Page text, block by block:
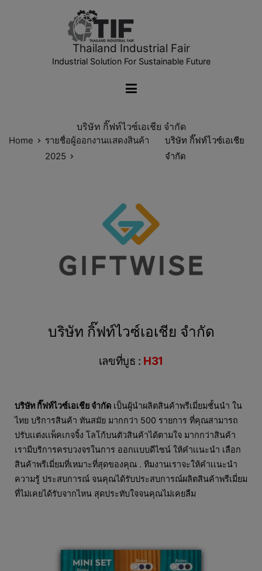
Thailand Industrial Fair
Industrial Solution For Sustainable Future
บริษัท กิ๊ฟท์ไวซ์เอเชีย จำกัด
Home
รายชื่อผู้ออกงานแสดงสินค้า
2025
บริษัท กิ๊ฟท์ไวซ์เอเชีย
จำกัด
บริษัท กิ๊ฟท์ไวซ์เอเชีย จำกัด
เลขที่บูธ : H31
บริษัท กิ๊ฟท์ไวซ์เอเชีย จำกัด เป็นผู้นำผลิตสินค้าพรีเมี่ยมชั้นนำ ใน
ไทย บริการสินค้า ทันสมัย มากกว่า 500 รายการ ที่คุณสามารถ
ปรับเเต่งเเพ็คเกจจิ้ง โลโก้บนตัวสินค้าได้ตามใจ มากกว่าสินค้า
เรามีบริการครบวงจรในการ ออกเเบบดีไซน์ ให้คำเเนะนำ เลือก
สินค้าพรีเมี่ยมที่เหมาะที่สุดของคุณ . ทีมงานเราจะให้คำเเนะนำ
ความรู้ ประสบการณ์ จนคุณได้รับประสบการณ์ผลิตสินค้าพรีเมี่ยม
ที่ไม่เคยได้รับจากไหน สุดประทับใจจนคุณไม่เคยลืม